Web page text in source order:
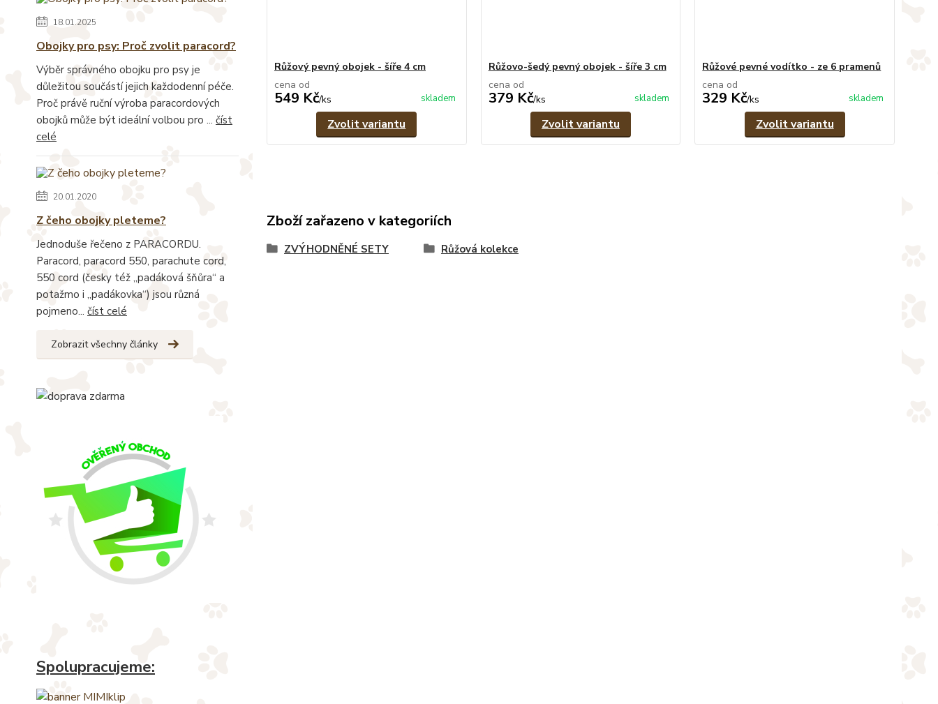
18.01.2025
Obojky pro psy: Proč zvolit paracord?
Výběr správného obojku pro psy je
důležitou součástí jejich každodenní péče.
Proč právě ruční výroba paracordových
obojků může být ideální volbou pro ... číst
celé
20.01.2020
Z čeho obojky pleteme?
Jednoduše řečeno z PARACORDU.
Paracord, paracord 550, parachute cord,
550 cord (česky též „padáková šňůra“ a
potažmo i „padákovka“) jsou různá
pojmeno... číst celé
Zobrazit všechny články
Spolupracujeme:
Růžový pevný obojek - šíře 4 cm
cena od
549 Kč/ks skladem
Zvolit variantu
Růžovo-šedý pevný obojek - šíře 3 cm
cena od
379 Kč/ks skladem
Zvolit variantu
Růžové pevné vodítko - ze 6 pramenů
cena od
329 Kč/ks skladem
Zvolit variantu
Zboží zařazeno v kategoriích
ZVÝHODNĚNÉ SETY Růžová kolekce